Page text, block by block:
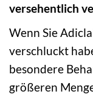
versehentlich
Wenn Sie
verschluckt
besondere
größeren